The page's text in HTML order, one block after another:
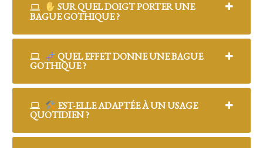
SUR QUEL DOIGT PORTER UNE
BAGUE GOTHIQUE ?
QUEL EFFET DONNE UNE BAGUE
GOTHIQUE ?
EST-ELLE ADAPTÉE À UN USAGE
QUOTIDIEN ?